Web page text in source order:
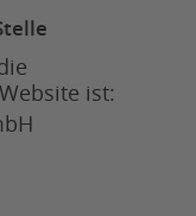
ist: